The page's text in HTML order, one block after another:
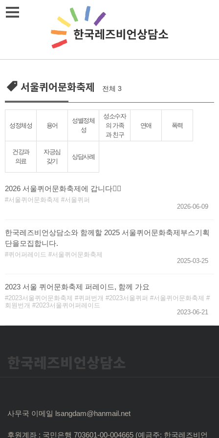
Skip
서울퀴어문화축제 전체 3
성정체성 용어
성별정체
성
성소수자
의 가족
과 친구
연애 폭력
건강과
의료
자긍심
갖기
상담사례
2026 서울퀴어문화축제에 갑니다🏳️‍🌈
서울퀴어문화축제
서울퀴퍼
2026-06-09
한국레즈비언상담소와 함께할 2025 서울퀴어문화축제부스기획
단을모집합니다.
퀴어퍼레이드
서울퀴어문화축제
2025-03-25
2023 서울 퀴어문화축제 퍼레이드, 함께 가요
2023서울퀴어문화축제 퀴퍼번개 2023서울퀴퍼
서울퀴어문화축제
회원번개
2023서울퀴어퍼레이드
2023-06-21
한국레즈비언상담소
사무국 이메일 lsangdam@hanmail.net
후원계좌 : 국민은행 703601-00-004665 (예금주: 한국레즈비언